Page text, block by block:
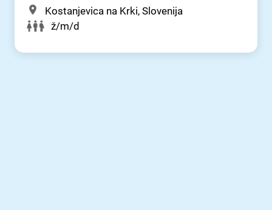
Kostanjevica na Krki, Slovenija
ž/m/d